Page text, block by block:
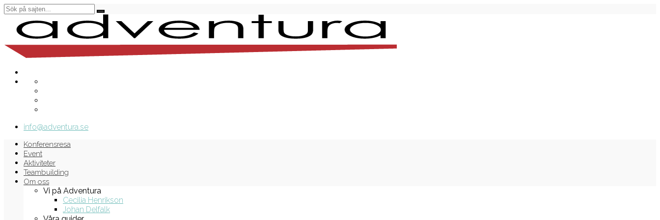
info@adventura.se
Konferensresa
Event
Aktiviteter
Teambuilding
Om oss
Vi på Adventura
Cecilia Henrikson
Johan Delfalk